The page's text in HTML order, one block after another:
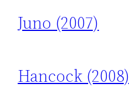
Juno (2007)
Hancock (2008)